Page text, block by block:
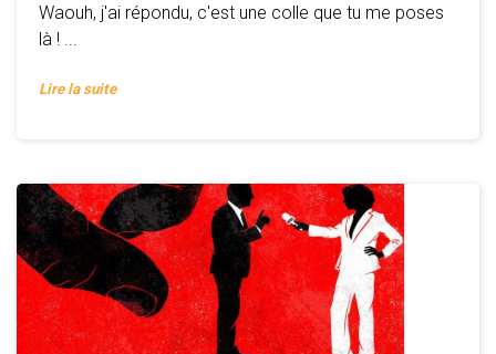
Waouh, j'ai répondu, c'est une colle que tu me poses
là ! ...
Lire la suite